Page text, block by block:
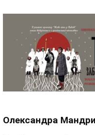
Олександра